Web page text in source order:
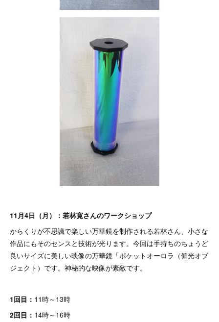
11月4日（月）：若林寛さんのワークショップ
からくりが不思議で楽しい万華鏡を制作される若林さん、小さな
作品にもそのセンスと技術が光ります。今回は手持ちのちょうど
良いサイズに美しい映像の万華鏡「ポケットオーロラ（偏光オブ
ジェクト）です。神秘的な映像が素敵です。
1回目： 11時～13時
2回目： 14時～16時